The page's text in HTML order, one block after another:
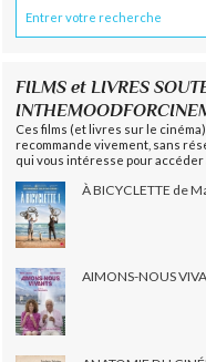
FILMS et LIVRES
Ces films (et livres sur le
recommande vivement, sans
qui vous intéresse pour
À BICYCLETTE de
AIMONS-NOUS